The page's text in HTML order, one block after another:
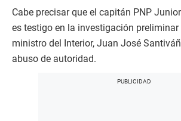
Cabe precisar que el capitán PNP
es testigo en la investigación preliminar
ministro del Interior, Juan José
abuso de autoridad.